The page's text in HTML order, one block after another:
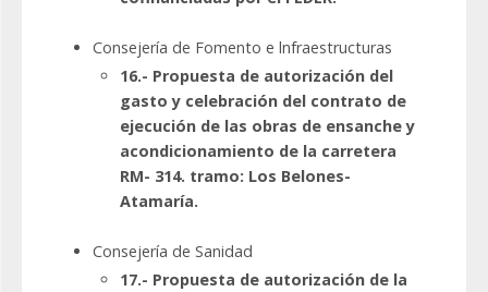
Consejería de Fomento e lnfraestructuras
16.- Propuesta de autorización del
gasto y celebración del contrato de
ejecución de las obras de ensanche y
acondicionamiento de la carretera
RM- 314. tramo: Los Belones-
Atamaría.
Consejería de Sanidad
17.- Propuesta de autorización de la